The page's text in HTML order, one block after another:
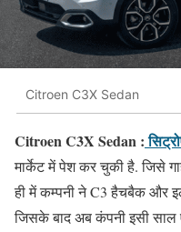
Citroen C3X Sedan
Citroen C3X Sedan :
मार्केट में पेश कर चुकी है. जिसे
ही में कम्पनी ने C3 हैचबैक और
जिसके बाद अब कंपनी इसी साल